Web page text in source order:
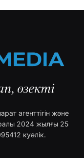
агенттігін және
2024 жылғы 25
куәлік.